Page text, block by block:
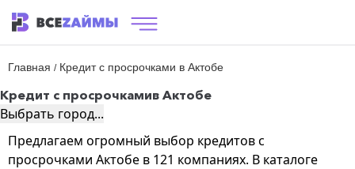
Главная / Кредит с просрочками в Актобе
Кредит с просрочкамив Актобе
Выбрать город...
Предлагаем огромный выбор кредитов с
просрочками Актобе в 121 компаниях. В каталоге